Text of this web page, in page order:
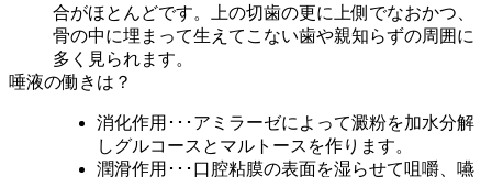
合がほとんどです。上の切歯の更に上側でなおかつ、
骨の中に埋まって生えてこない歯や親知らずの周囲に
多く見られます。
唾液の働きは？
消化作用 ･･･アミラーゼによって澱粉を加水分解
しグルコースとマルトースを作ります。
潤滑作用 ･･･口腔粘膜の表面を湿らせて咀嚼、嚥